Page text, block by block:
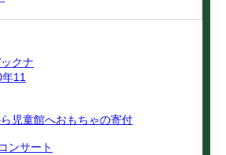
クナ
11
児童館へおもちゃの寄付
ンサート